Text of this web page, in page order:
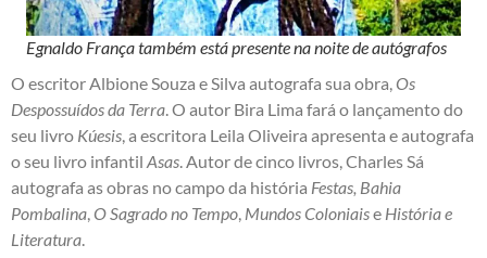
Egnaldo França também está presente na noite de autógrafos
O escritor Albione Souza e Silva autografa sua obra, Os
Despossuídos da Terra . O autor Bira Lima fará o lançamento do
seu livro Kúesis , a escritora Leila Oliveira apresenta e autografa
o seu livro infantil Asas . Autor de cinco livros, Charles Sá
autografa as obras no campo da história Festas, Bahia
Pombalina O Sagrado no Tempo Mundos Coloniaise História e
Literatura